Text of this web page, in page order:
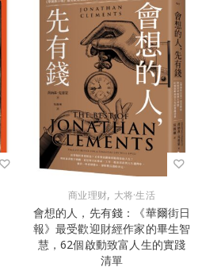
商业理财, 大将·生活
會想的人，先有錢：《華爾街日
報》最受歡迎財經作家的畢生智
慧，62個啟動致富人生的實踐
清單